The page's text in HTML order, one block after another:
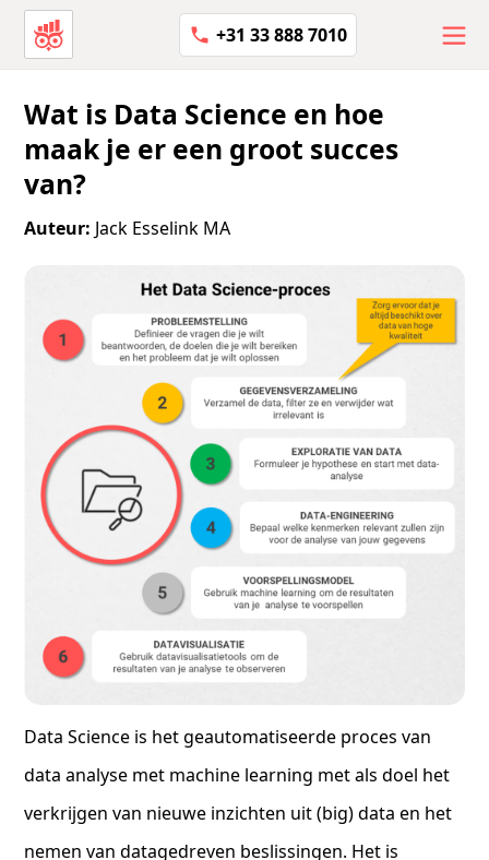
+31 33 888 7010
Wat is Data Science en hoe
maak je er een groot succes
van?
Auteur: Jack Esselink MA
Data Science is het geautomatiseerde proces van
data analyse met machine learning met als doel het
verkrijgen van nieuwe inzichten uit (big) data en het
nemen van datagedreven beslissingen. Het is